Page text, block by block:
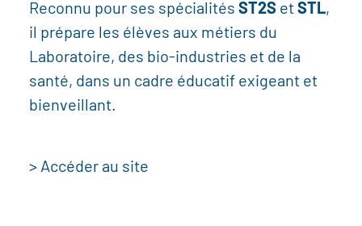
Reconnu pour ses spécialités ST2S et STL,
il prépare les élèves aux métiers du
Laboratoire, des bio-industries et de la
santé, dans un cadre éducatif exigeant et
bienveillant.
> Accéder au site